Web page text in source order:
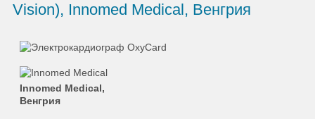
Vision), Innomed Medical, Венгрия
Innomed Medical,
Венгрия